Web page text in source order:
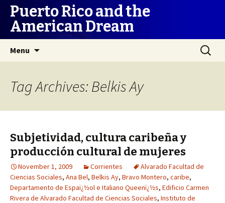
Puerto Rico and the
American Dream
Menu
Search
for:
Tag Archives: Belkis Ay
Subjetividad, cultura caribeña y
producción cultural de mujeres
November 1, 2009 Corrientes
Alvarado Facultad de
Ciencias Sociales, Ana Bel, Belkis Ay, Bravo Montero, caribe,
Departamento de Espaï¿½ol e Italiano Queenï¿½s, Edificio Carmen
Rivera de Alvarado Facultad de Ciencias Sociales, Instituto de